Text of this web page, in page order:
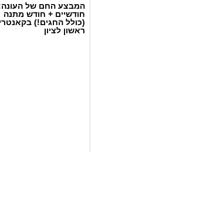
המבצע החם של
חודשיים + חודש מתנה
(כולל החגים!) בקאנטרי
ראשון לציון